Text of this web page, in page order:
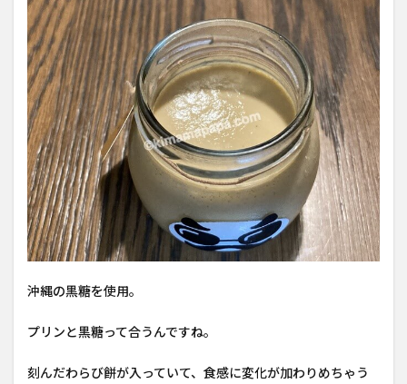
沖縄の黒糖を使用。
プリンと黒糖って合うんですね。
刻んだわらび餅が入っていて、食感に変化が加わりめちゃう